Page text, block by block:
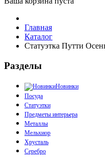
Главная
Каталог
Статуэтка Путти
Разделы
Новинки
Посуда
Статуэтки
Предметы интерьера
Металлы
Мельхиор
Хрусталь
Серебро